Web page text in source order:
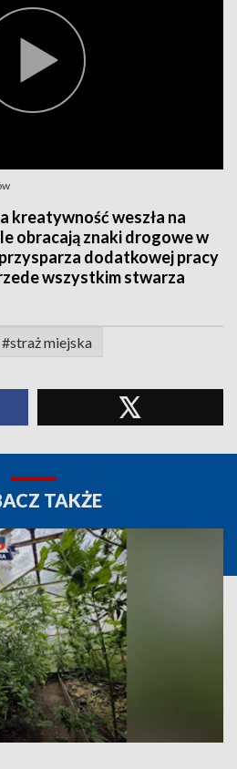
kreatywność weszła na
obracają znaki drogowe w
dodatkowej pracy
wszystkim stwarza
#straż miejska
TAKŻE